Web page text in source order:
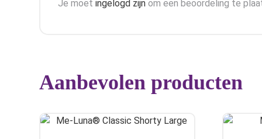
Je moet ingelogd zijn om een beoordeling te
Aanbevolen producten